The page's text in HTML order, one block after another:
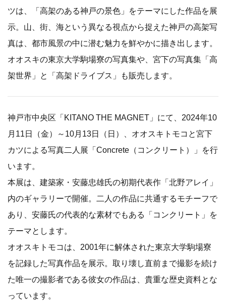
ツは、「高架のある神戸の景色」をテーマにした作品を展
示。山、街、海という異なる視点から捉えた神戸の高架写
真は、都市風景の中に潜む魅力を鮮やかに描き出します。
オオスキの東京大学駒場寮の写真集や、宮下の写真集「高
架世界」と「高架ドライブス」も販売します。
神戸市中央区「KITANO THE MAGNET」にて、2024年10
月11日（金）～10月13日（日）、オオスキトモコと宮下
カツによる写真二人展「Concrete（コンクリート）」を行
います。
本展は、建築家・安藤忠雄氏の初期代表作「北野アレイ」
内のギャラリーで開催。二人の作品に共通するモチーフで
あり、安藤氏の代表的な素材でもある「コンクリート」を
テーマとします。
オオスキトモコは、2001年に解体された東京大学駒場寮
を記録した写真作品を展示。取り壊し直前まで撮影を続け
た唯一の撮影者である彼女の作品は、貴重な歴史資料とな
っています。